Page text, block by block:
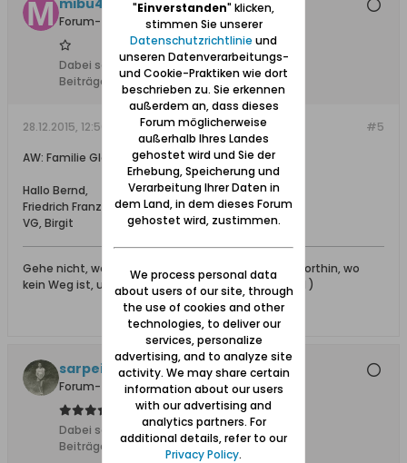
mibu4
Forum-Teilnehmer
Dabei seit:
02.01.2009
Beiträge:
152
#5
28.12.2015, 12:50
AW: Familie Glogau / Schlicht
Hallo Bernd,
Friedrich Franz Glogau * 24.3.1873 in Memel.
VG, Birgit
Gehe nicht, wohin der Weg führen mag, sondern dorthin, wo
kein Weg ist, und hinterlasse eine Spur. ( Jean Paul )
sarpei
Forum-Teilnehmer
Dabei seit:
17.12.2013
Beiträge:
6105
"Einverstanden" klicken,
stimmen Sie unserer
Datenschutzrichtlinie und
unseren Datenverarbeitungs-
und Cookie-Praktiken wie dort
beschrieben zu. Sie erkennen
außerdem an, dass dieses
Forum möglicherweise
außerhalb Ihres Landes
gehostet wird und Sie der
Erhebung, Speicherung und
Verarbeitung Ihrer Daten in
dem Land, in dem dieses Forum
gehostet wird, zustimmen.
We process personal data
about users of our site, through
the use of cookies and other
technologies, to deliver our
services, personalize
advertising, and to analyze site
activity. We may share certain
information about our users
with our advertising and
analytics partners. For
additional details, refer to our
Privacy Policy.